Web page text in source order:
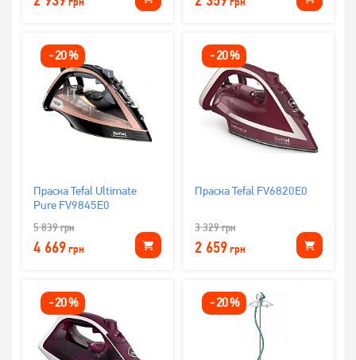
-20%
Праска Tefal Ultimate
Pure FV9845E0
5 839грн
4 669грн
-20%
Праска Tefal FV6820E0
3 329грн
2 659грн
-20% -20%